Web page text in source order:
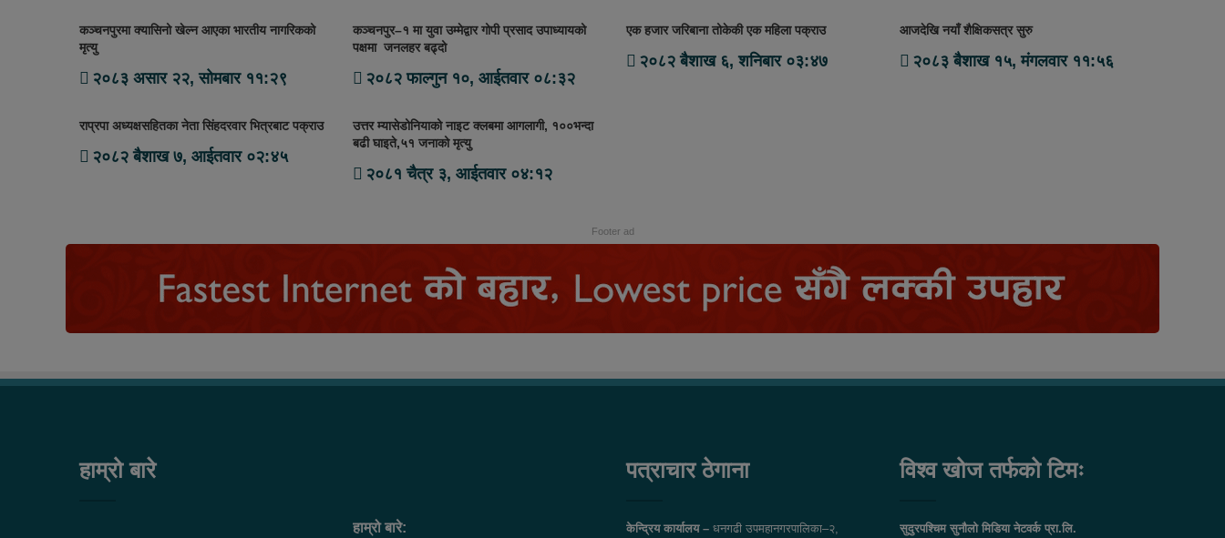
कञ्चनपुरमा क्यासिनो खेल्न आएका भारतीय नागरिकको
मृत्यु
२०८३ असार २२, सोमबार ११:२९
कञ्चनपुर–१ मा युवा उम्मेद्वार गोपी प्रसाद उपाध्यायको
पक्षमा जनलहर बढ्दो
२०८२ फाल्गुन १०, आईतवार ०८:३२
एक हजार जरिबाना तोकेकी एक महिला पक्राउ
२०८२ बैशाख ६, शनिबार ०३:४७
आजदेखि नयाँ शैक्षिकसत्र सुरु
२०८३ बैशाख १५, मंगलवार ११:५६
राप्रपा अध्यक्षसहितका नेता सिंहदरवार भित्रबाट पक्राउ
२०८२ बैशाख ७, आईतवार ०२:४५
उत्तर म्यासेडोनियाको नाइट क्लबमा आगलागी, १००भन्दा
बढी घाइते,५१ जनाको मृत्यु
२०८१ चैत्र ३, आईतवार ०४:१२
Footer ad
हाम्रो बारे
हाम्रो बारे:
पत्राचार ठेगाना
केन्द्रिय कार्यालय – धनगढी उपमहानगरपालिका–२,
विश्व खोज तर्फको टिमः
सुदुरपश्चिम सुनौलो मिडिया नेटवर्क प्रा.लि.